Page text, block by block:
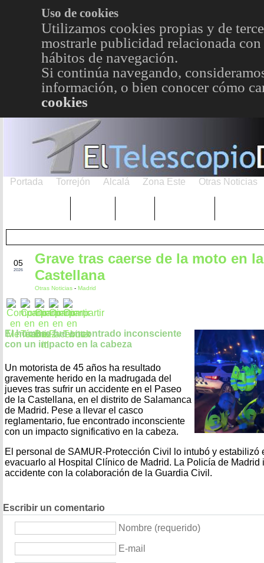
Uso de cookies
Utilizamos cookies propias y de
mostrarle publicidad relacionada
hábitos de navegación.
Si continúa navegando,
información, o bien conocer cómo
cookies
Portada Torrejón Alcalá Zona Este Otras Noticias
05
2026
Grave tras caerse de la moto en la
Castellana
Otras Noticias - Madrid
El hombre fue encontrado inconsciente
con un impacto en la cabeza
Un motorista de 45 años ha resultado
gravemente herido en la madrugada del
jueves tras sufrir un accidente en el Paseo
de la Castellana, en el distrito de Salamanca
de Madrid. Pese a llevar el casco
reglamentario, fue encontrado inconsciente
con un impacto significativo en la cabeza.
El personal de SAMUR-Protección Civil lo intubó y estabilizó
evacuarlo al Hospital Clínico de Madrid. La Policía de Madrid
accidente con la colaboración de la Guardia Civil.
Escribir un comentario
Nombre (requerido)
E-mail